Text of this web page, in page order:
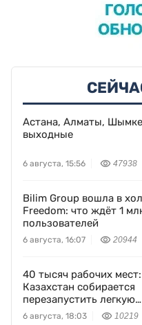
Астана, Алматы,
выходные
6 августа, 15:56 47938
Bilim Group вошла в
Freedom: что ждёт 1
пользователей
6 августа, 16:07 20944
40 тысяч рабочих
Казахстан собирается
перезапустить легкую
промышленность
6 августа, 18:03 10219